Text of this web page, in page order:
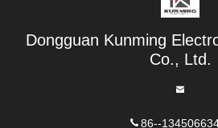
Dongguan Kunming
Co., Ltd.
86--